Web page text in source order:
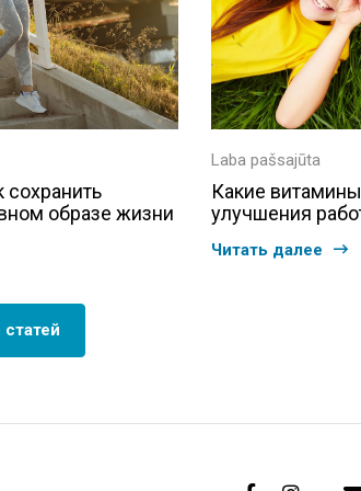
сохранить
образе жизни
Laba pašsajūta
Какие
улучшения
Читать далее